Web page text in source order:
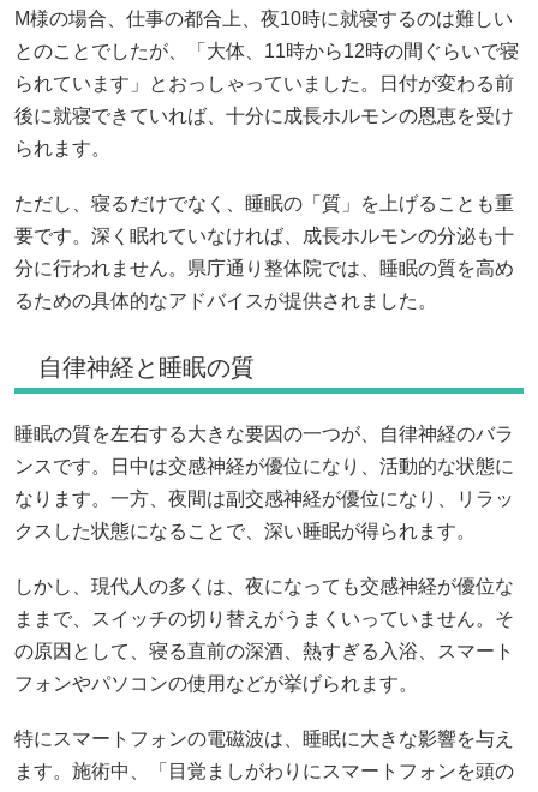
M様の場合、仕事の都合上、夜10時に就寝するのは難しい
とのことでしたが、「大体、11時から12時の間ぐらいで寝
られています」とおっしゃっていました。日付が変わる前
後に就寝できていれば、十分に成長ホルモンの恩恵を受け
られます。
ただし、寝るだけでなく、睡眠の「質」を上げることも重
要です。深く眠れていなければ、成長ホルモンの分泌も十
分に行われません。県庁通り整体院では、睡眠の質を高め
るための具体的なアドバイスが提供されました。
自律神経と睡眠の質
睡眠の質を左右する大きな要因の一つが、自律神経のバラ
ンスです。日中は交感神経が優位になり、活動的な状態に
なります。一方、夜間は副交感神経が優位になり、リラッ
クスした状態になることで、深い睡眠が得られます。
しかし、現代人の多くは、夜になっても交感神経が優位な
ままで、スイッチの切り替えがうまくいっていません。そ
の原因として、寝る直前の深酒、熱すぎる入浴、スマート
フォンやパソコンの使用などが挙げられます。
特にスマートフォンの電磁波は、睡眠に大きな影響を与え
ます。施術中、「目覚ましがわりにスマートフォンを頭の